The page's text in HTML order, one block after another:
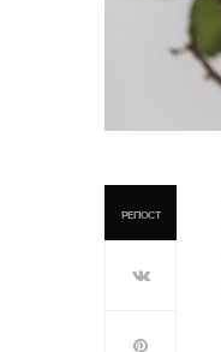
РЕПОСТ